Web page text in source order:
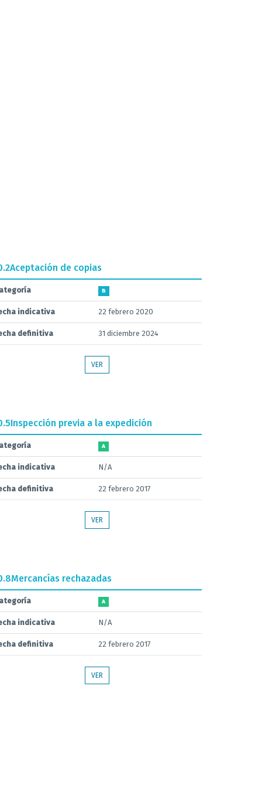
Aceptación de copias
B
indicativa 22 febrero 2020
definitiva 31 diciembre 2024
VER
Inspección previa a la expedición
A
indicativa N/A
definitiva 22 febrero 2017
VER
Mercancías rechazadas
A
indicativa N/A
definitiva 22 febrero 2017
VER